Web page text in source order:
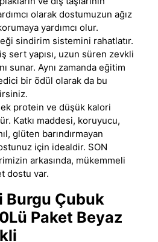
olarak dostumuzun ağız
yardımcı olur.
sindirim sistemini rahatlatır.
sert yapısı, uzun süren zevkli
sunar. Aynı zamanda eğitim
bir ödül olarak da bu
protein ve düşük kalori
. Katkı maddesi, koruyucu,
glüten barındırmayan
için idealdir. SON
arkasında, mükemmeli
dostu var.
Burgu Çubuk
Paket Beyaz